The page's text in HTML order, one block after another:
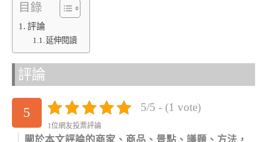
目錄
評論
延伸閱讀
評論
5 5/5 - (1 vote)
1位網友投票評論
關於本文評論的商家、商品、景點、議題、方法，